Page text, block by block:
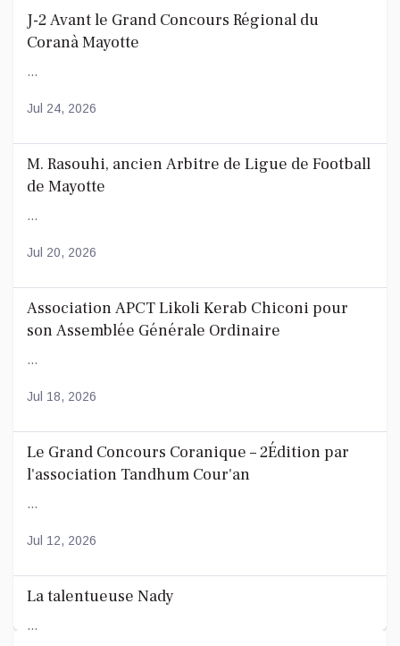
J-2 Avant le Grand Concours Régional du
Coranà Mayotte
...
Jul 24, 2026
M. Rasouhi, ancien Arbitre de Ligue de Football
de Mayotte
...
Jul 20, 2026
Association APCT Likoli Kerab Chiconi pour
son Assemblée Générale Ordinaire
...
Jul 18, 2026
Le Grand Concours Coranique – 2Édition par
l'association Tandhum Cour'an
...
Jul 12, 2026
La talentueuse Nady
...